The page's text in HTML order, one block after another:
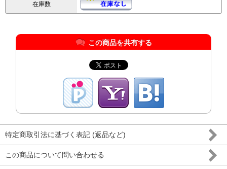
在庫数
この商品を共有する
特定商取引法に基づく表記 (返品など)
この商品について問い合わせる